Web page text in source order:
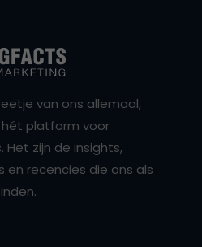
van ons allemaal,
hét platform voor
zijn de insights,
en recencies die ons als